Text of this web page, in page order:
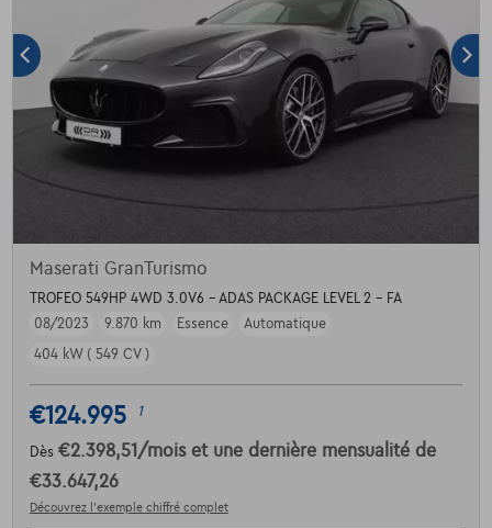
Maserati GranTurismo
TROFEO 549HP 4WD 3.0V6 - ADAS PACKAGE LEVEL 2 - FA
08/2023
9.870 km Essence
Automatique
404 kW ( 549 CV )
€124.995 1
Dès €2.398,51 /mois et une dernière mensualité de
€33.647,26
Découvrez l’exemple chiffré complet